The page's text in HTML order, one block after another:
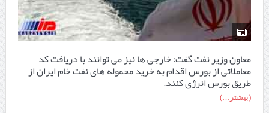
معاون وزیر نفت گفت: خارجی ها نیز می توانند با دریافت کد
معاملاتی از بورس اقدام به خرید محموله های نفت خام ایران از
طریق بورس انرژی کنند.
(بیشتر…)